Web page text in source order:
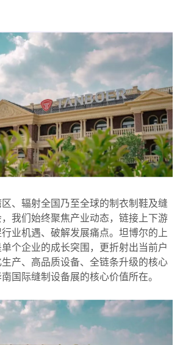
、辐射全国乃至全球的制衣制鞋及缝
我们始终聚焦产业动态，链接上下游
业机遇、破解发展痛点。坦博尔的上
个企业的成长突围，更折射出当前户
产、高品质设备、全链条升级的核心
国际缝制设备展的核心价值所在。